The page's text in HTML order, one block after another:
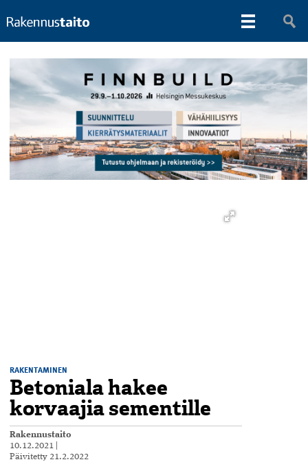
RAKENTAMINEN
Betoniala hakee
korvaajia sementille
Rakennustaito
10.12.2021
Päivitetty 21.2.2022